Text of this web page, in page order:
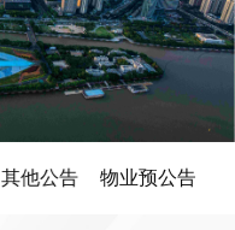
其他公告 物业预公告